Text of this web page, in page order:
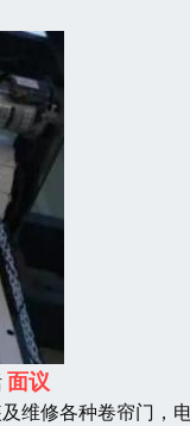
面议
修各种卷帘门，